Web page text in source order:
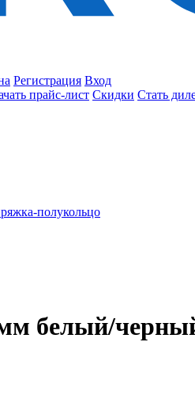
Регистрация Вход
прайс-лист Скидки Стать
полукольцо
белый/